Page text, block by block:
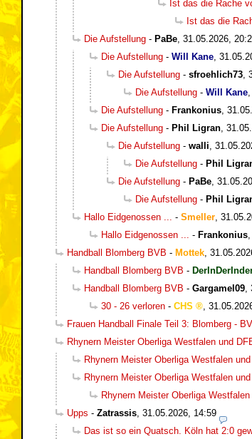
Ist das die Rache
Ist das die
Die Aufstellung - PaBe 31.05.2026,
Die Aufstellung - Will Kane
Die Aufstellung - sfroehlich73
Die Aufstellung - Will Kane
Die Aufstellung - Frankonius
Die Aufstellung - Phil Ligran
Die Aufstellung - walli
Die Aufstellung - Phil
Die Aufstellung - PaBe
Die Aufstellung - Phil
Hallo Eidgenossen ...
- Smeller
Hallo Eidgenossen ...
- Frankonius
Handball Blomberg BVB - Mottek
Handball Blomberg BVB -
Handball Blomberg BVB - Gargamel09
30 - 26 verloren - CHS
Frauen Handball Finale Teil 3: Blomberg -
Rhynern Meister Oberliga Westfalen und
Rhynern Meister Oberliga Westfalen
Rhynern Meister Oberliga Westfalen
Rhynern Meister Oberliga
Upps - Zatrassis 31.05.2026, 14:59
Das ist so ein Quatsch. Köln hat 2:0